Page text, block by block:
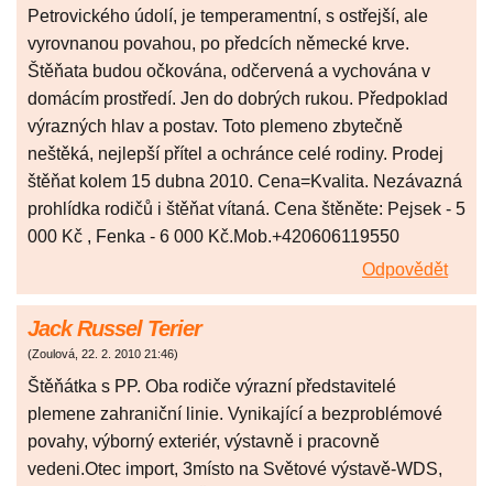
Petrovického údolí, je temperamentní, s ostřejší, ale
vyrovnanou povahou, po předcích německé krve.
Štěňata budou očkována, odčervená a vychována v
domácím prostředí. Jen do dobrých rukou. Předpoklad
výrazných hlav a postav. Toto plemeno zbytečně
neštěká, nejlepší přítel a ochránce celé rodiny. Prodej
štěňat kolem 15 dubna 2010. Cena=Kvalita. Nezávazná
prohlídka rodičů i štěňat vítaná. Cena štěněte: Pejsek - 5
000 Kč , Fenka - 6 000 Kč.Mob.+420606119550
Odpovědět
Jack Russel Terier
(Zoulová, 22. 2. 2010 21:46)
Štěňátka s PP. Oba rodiče výrazní představitelé
plemene zahraniční linie. Vynikající a bezproblémové
povahy, výborný exteriér, výstavně i pracovně
vedeni.Otec import, 3místo na Světové výstavě-WDS,